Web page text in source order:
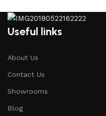
Useful links
About Us
Contact Us
Showrooms
Blog